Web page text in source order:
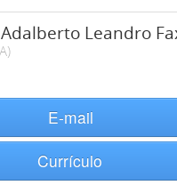
Adalberto Leandro
E-mail
Currículo